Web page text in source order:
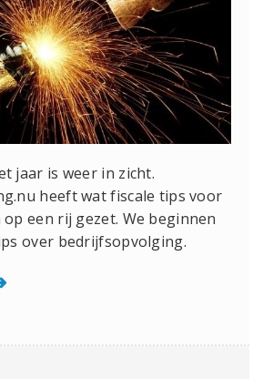
jaar is weer in zicht.
heeft wat fiscale tips voor
een rij gezet. We beginnen
over bedrijfsopvolging.